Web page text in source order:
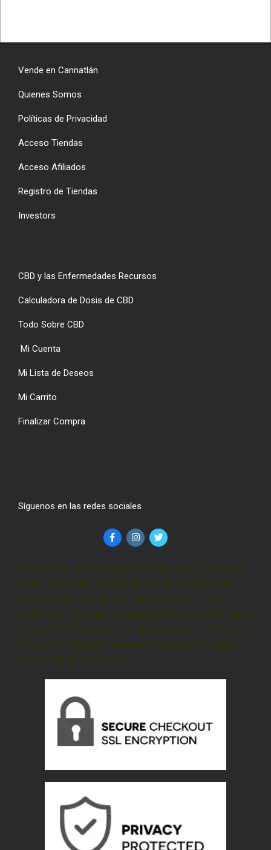
Vende en Cannatlán
Quienes Somos
Políticas de Privacidad
Acceso Tiendas
Acceso Afiliados
Registro de Tiendas
Investors
CBD y las Enfermedades Recursos
Calculadora de Dosis de CBD
Todo Sobre CBD
Mi Cuenta
Mi Lista de Deseos
Mi Carrito
Finalizar Compra
Síguenos en las redes sociales
gotas de cbd precio, cbd gotas precio méxico, cbd gotas
precio, cbd precio, gotas cbd precio, aceite cbd precio,
donde comprar cbd en cdmx, donde comprar cbd para
dormir, cbd – comprar, cbd gotas méxico, cbd cdmx, pluma
cbd, gotas de cannabi precio, cbd para dormir méxico, cbd
mexico, cbd oil precio, cannabidiol gotas precio méxico,
gotas sublinguales de cbd